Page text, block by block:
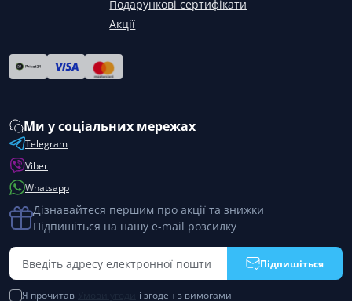
Подарункові сертифікати
Акції
Ми у соціальних мережах
Telegram
Viber
Whatsapp
Дізнавайтеся першим про акції та знижки
Підпишіться на нашу e-mail розсилку
Підпишіться
Я прочитав і згоден з вимогами